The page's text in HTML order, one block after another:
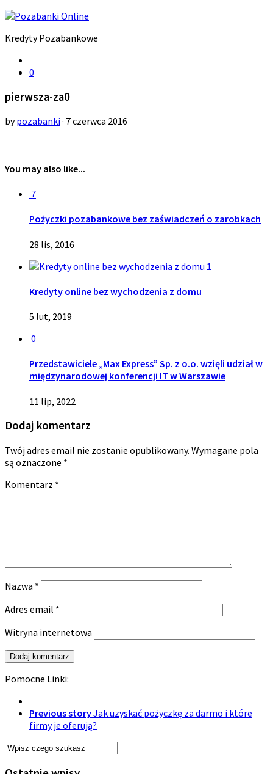
Kredyty Pozabankowe
0
pierwsza-za0
bypozabanki· 7 czerwca 2016
You may also like...
7
Pożyczki pozabankowe bez zaświadczeń o zarobkach
28 lis, 2016
1
Kredyty online bez wychodzenia z domu
5 lut, 2019
0
Przedstawiciele „Max Express” Sp. z o.o. wzięli udział w
międzynarodowej konferencji IT w Warszawie
11 lip, 2022
Dodaj komentarz
Twój adres email nie zostanie opublikowany. Wymagane pola
są oznaczone *
Komentarz *
Nazwa *
Adres email *
Witryna internetowa
Pomocne Linki:
Previous storyJak uzyskać pożyczkę za darmo i które
firmy je oferują?